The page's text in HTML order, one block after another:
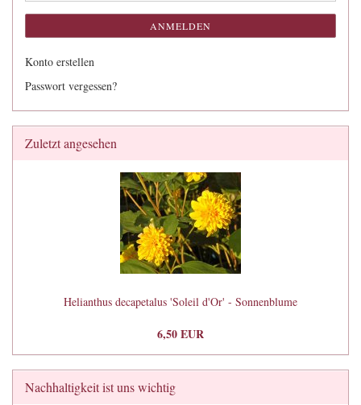
ANMELDEN
Konto erstellen
Passwort vergessen?
Zuletzt angesehen
Helianthus decapetalus 'Soleil d'Or' - Sonnenblume
6,50 EUR
Nachhaltigkeit ist uns wichtig